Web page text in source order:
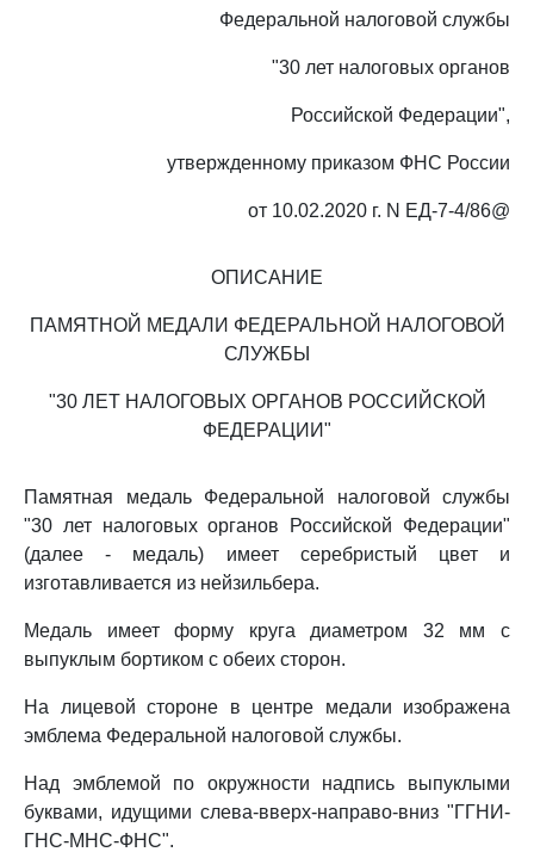
Федеральной налоговой службы
"30 лет налоговых органов
Российской Федерации",
утвержденному приказом ФНС России
от 10.02.2020 г. N ЕД-7-4/86@
ОПИСАНИЕ
ПАМЯТНОЙ МЕДАЛИ ФЕДЕРАЛЬНОЙ НАЛОГОВОЙ
СЛУЖБЫ
"30 ЛЕТ НАЛОГОВЫХ ОРГАНОВ РОССИЙСКОЙ
ФЕДЕРАЦИИ"
Памятная медаль Федеральной налоговой службы
"30 лет налоговых органов Российской Федерации"
(далее - медаль) имеет серебристый цвет и
изготавливается из нейзильбера.
Медаль имеет форму круга диаметром 32 мм с
выпуклым бортиком с обеих сторон.
На лицевой стороне в центре медали изображена
эмблема Федеральной налоговой службы.
Над эмблемой по окружности надпись выпуклыми
буквами, идущими слева-вверх-направо-вниз "ГГНИ-
ГНС-МНС-ФНС".